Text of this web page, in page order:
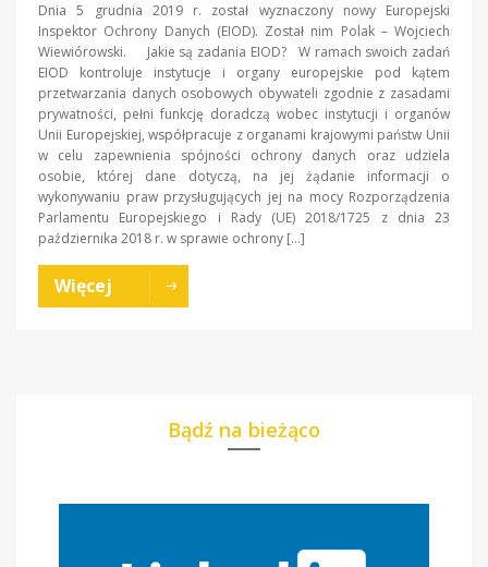
Dnia 5 grudnia 2019 r. został wyznaczony nowy Europejski
Inspektor Ochrony Danych (EIOD). Został nim Polak – Wojciech
Wiewiórowski. Jakie są zadania EIOD? W ramach swoich zadań
EIOD kontroluje instytucje i organy europejskie pod kątem
przetwarzania danych osobowych obywateli zgodnie z zasadami
prywatności, pełni funkcję doradczą wobec instytucji i organów
Unii Europejskiej, współpracuje z organami krajowymi państw Unii
w celu zapewnienia spójności ochrony danych oraz udziela
osobie, której dane dotyczą, na jej żądanie informacji o
wykonywaniu praw przysługujących jej na mocy Rozporządzenia
Parlamentu Europejskiego i Rady (UE) 2018/1725 z dnia 23
października 2018 r. w sprawie ochrony […]
Więcej
Bądź na bieżąco